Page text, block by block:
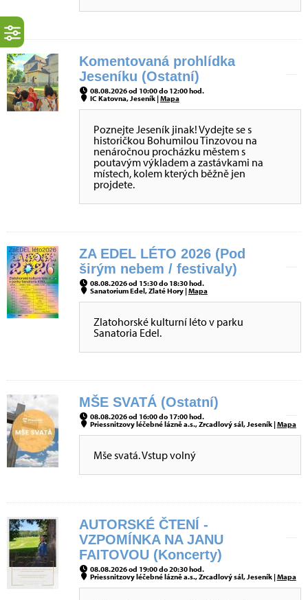
Komentovaná prohlídka
Jeseníku (Ostatní)
08.08.2026 od 10:00 do 12:00 hod.
IC Katovna, Jeseník |Mapa
Poznejte Jeseník jinak! Vydejte se s
historičkou Bohumilou Tinzovou na
nenáročnou procházku městem s
poutavým výkladem a zastávkami na
místech, kolem kterých běžně jen
projdete.
ZA EDEL LÉTO 2026 (Pod
širým nebem / festivaly)
08.08.2026 od 15:30 do 18:30 hod.
Sanatorium Edel, Zlaté Hory |Mapa
Zlatohorské kulturní léto v parku
Sanatoria Edel.
MŠE SVATÁ (Ostatní)
08.08.2026 od 16:00 do 17:00 hod.
Priessnitzovy léčebné lázně a.s., Zrcadlový sál, Jeseník |Mapa
Mše svatá. Vstup volný
AUTORSKÉ ČTENÍ -
VZPOMÍNKA NA JANU
FAITOVOU (Koncerty)
08.08.2026 od 19:00 do 20:30 hod.
Priessnitzovy léčebné lázně a.s., Zrcadlový sál, Jeseník |Mapa